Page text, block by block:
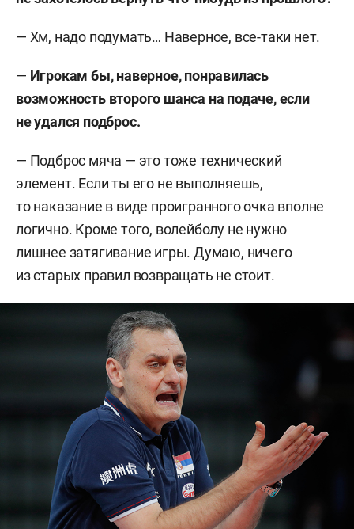
— Хм, надо подумать… Наверное, все-таки нет.
— Игрокам бы, наверное, понравилась
возможность второго шанса на подаче, если
не удался подброс.
— Подброс мяча — это тоже технический
элемент. Если ты его не выполняешь,
то наказание в виде проигранного очка вполне
логично. Кроме того, волейболу не нужно
лишнее затягивание игры. Думаю, ничего
из старых правил возвращать не стоит.